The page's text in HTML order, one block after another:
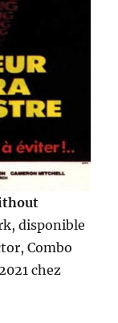
disponible
Combo
chez